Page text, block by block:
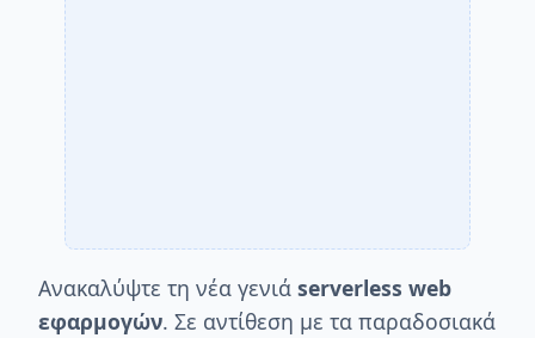
Ανακαλύψτε τη νέα γενιά serverless web
εφαρμογών. Σε αντίθεση με τα παραδοσιακά